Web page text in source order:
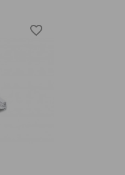
favorite_border